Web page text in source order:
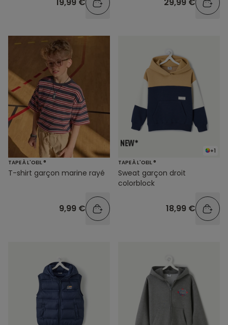
19,99 € 29,99 €
TAPE À L'OEIL ®
T-shirt garçon marine rayé
9,99 €
+1
TAPE À L'OEIL ®
Sweat garçon droit
colorblock
18,99 €